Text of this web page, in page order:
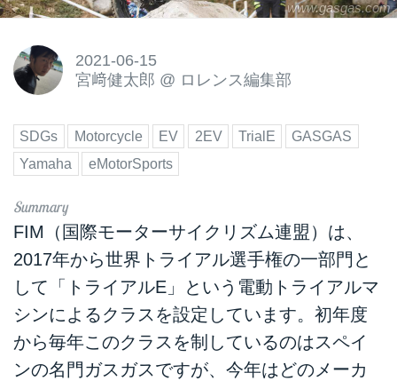
www.gasgas.com
2021-06-15
宮﨑健太郎 @ ロレンス編集部
SDGs Motorcycle EV 2EV TrialE
GASGAS
Yamaha
eMotorSports
FIM（国際モーターサイクリズム連盟）は、
2017年から世界トライアル選手権の一部門と
して「トライアルE」という電動トライアルマ
シンによるクラスを設定しています。初年度
から毎年このクラスを制しているのはスペイ
ンの名門ガスガスですが、今年はどのメーカ